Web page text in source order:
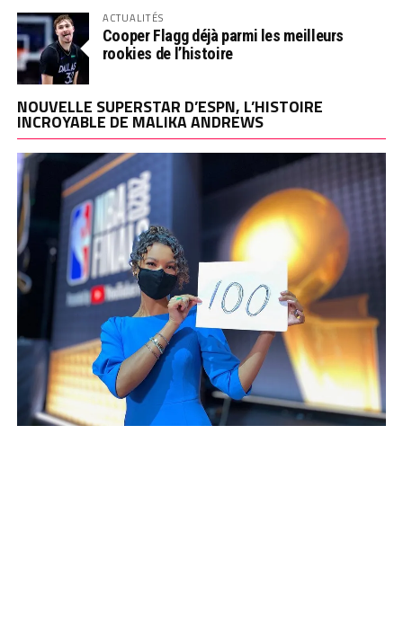
ACTUALITÉS
Cooper Flagg déjà parmi les meilleurs
rookies de l’histoire
NOUVELLE SUPERSTAR D’ESPN, L’HISTOIRE
INCROYABLE DE MALIKA ANDREWS